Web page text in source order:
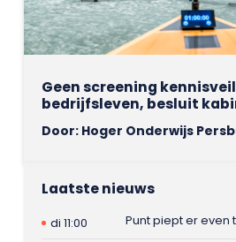
Geen screening
bedrijfsleven, besluit
Door: Hoger Onderwijs
Laatste nieuws
di 11:00
Punt piept er even